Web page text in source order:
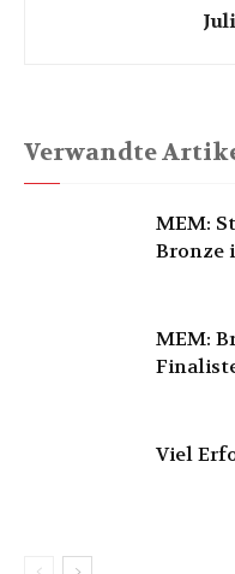
Verwandte
MEM:
Bronze
MEM:
Viel